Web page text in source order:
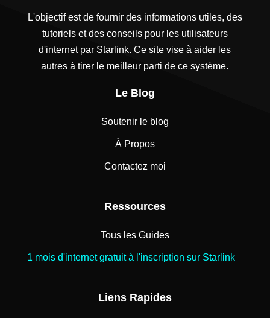
L'objectif est de fournir des informations utiles, des
tutoriels et des conseils pour les utilisateurs
d'internet par Starlink. Ce site vise à aider les
autres à tirer le meilleur parti de ce système.
Le Blog
Soutenir le blog
À Propos
Contactez moi
Ressources
Tous les Guides
1 mois d'internet gratuit à l'inscription sur Starlink
Liens Rapides